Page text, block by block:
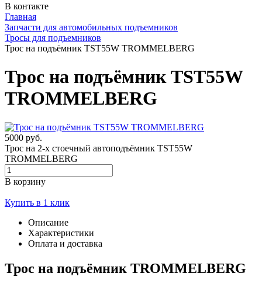
В контакте
Главная
Запчасти для автомобильных подъемников
Тросы для подъемников
Трос на подъёмник TST55W TROMMELBERG
Трос на подъёмник TST55W
TROMMELBERG
5000 руб.
Трос на 2-х стоечный автоподъёмник TST55W
TROMMELBERG
В корзину
Купить в 1 клик
Описание
Характеристики
Оплата и доставка
Трос на подъёмник TROMMELBERG